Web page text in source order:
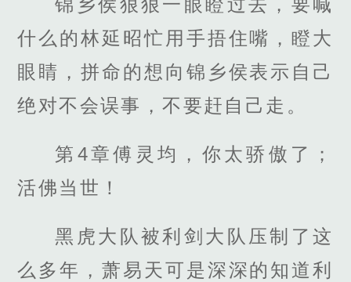
什么的林延昭忙用手捂住嘴，瞪大
眼睛，拼命的想向锦乡侯表示自己
绝对不会误事，不要赶自己走。
第4章傅灵均，你太骄傲了；
活佛当世！
黑虎大队被利剑大队压制了这
么多年，萧易天可是深深的知道利